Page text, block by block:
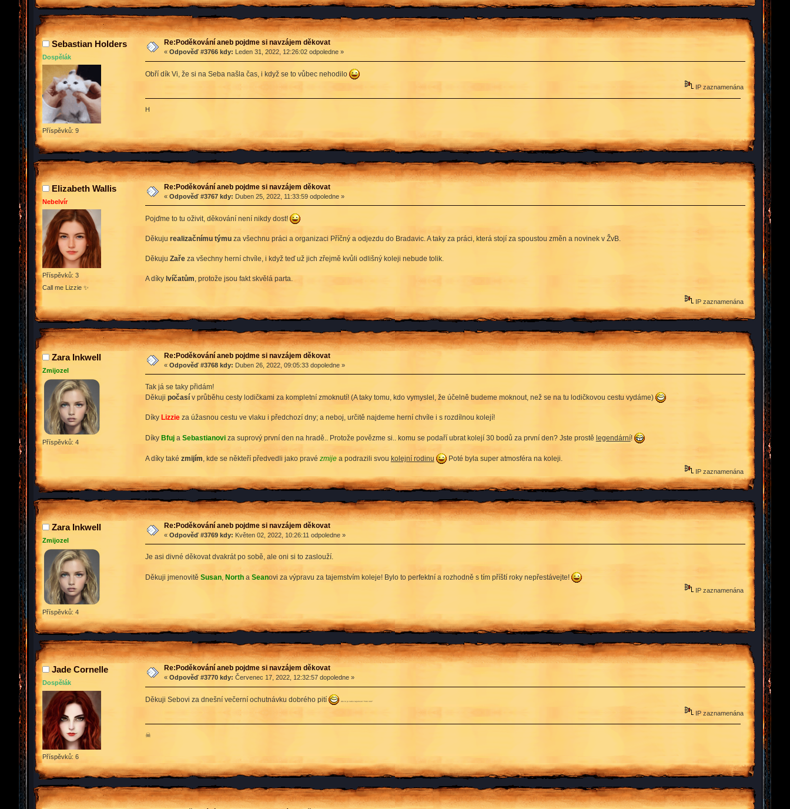
Sebastian Holders
Dospělák
Příspěvků: 9
Re:Poděkování aneb pojdme si navzájem děkovat
« Odpověď #3766 kdy: Leden 31, 2022, 12:26:02 odpoledne »
Obří dík Vi, že si na Seba našla čas, i když se to vůbec nehodilo
IP zaznamenána
H
Elizabeth Wallis
Nebelvír
Příspěvků: 3
Call me Lizzie ✨
Re:Poděkování aneb pojdme si navzájem děkovat
« Odpověď #3767 kdy: Duben 25, 2022, 11:33:59 odpoledne »
Pojďme to tu oživit, děkování není nikdy dost!
Děkuju realizačnímu týmuza všechnu práci a organizaci Příčný a odjezdu do Bradavic. A taky za práci, která stojí za spoustou změn a novinek v ŽvB.
Děkuju Zařeza všechny herní chvíle, i když teď už jich zřejmě kvůli odlišný koleji nebude tolik.
A díky lvíčatům , protože jsou fakt skvělá parta.
IP zaznamenána
Zara Inkwell
Zmijozel
Příspěvků: 4
Re:Poděkování aneb pojdme si navzájem děkovat
« Odpověď #3768 kdy: Duben 26, 2022, 09:05:33 dopoledne »
Tak já se taky přidám!
Děkuji počasív průběhu cesty lodičkami za kompletní zmoknutí! (A taky tomu, kdo vymyslel, že účelně budeme moknout, než se na tu lodičkovou cestu vydáme)
Díky Lizzie za úžasnou cestu ve vlaku i předchozí dny; a neboj, určitě najdeme herní chvíle i s rozdílnou kolejí!
Díky Bfuja Sebastianoviza suprový první den na hradě.. Protože povězme si.. komu se podaří ubrat kolejí 30 bodů za první den? Jste prostě legendární!
A díky také zmijím , kde se někteří předvedli jako pravé zmije a podrazili svou kolejní rodinu Poté byla super atmosféra na koleji.
IP zaznamenána
Zara Inkwell
Zmijozel
Příspěvků: 4
Re:Poděkování aneb pojdme si navzájem děkovat
« Odpověď #3769 kdy: Květen 02, 2022, 10:26:11 odpoledne »
Je asi divné děkovat dvakrát po sobě, ale oni si to zaslouží.
Děkuji jmenovitě Susan, Northa Seanovi za výpravu za tajemstvím koleje! Bylo to perfektní a rozhodně s tím příští roky nepřestávejte!
IP zaznamenána
Jade Cornelle
Dospělák
Příspěvků: 6
Re:Poděkování aneb pojdme si navzájem děkovat
« Odpověď #3770 kdy: Červenec 17, 2022, 12:32:57 dopoledne »
Děkuji Sebovi za dnešní večerní ochutnávku dobrého pití Ale to je naše tajemství *mrk mrk*
IP zaznamenána
☠